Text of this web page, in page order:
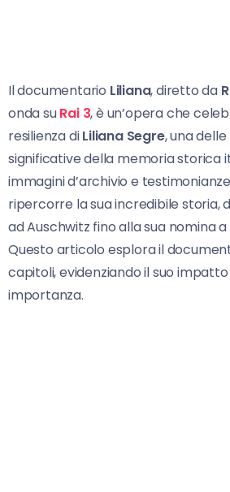
Il documentario Liliana, diretto da
onda suRai 3, è un’opera che
resilienza diLiliana Segre, una
significative della memoria storica
immagini d’archivio e
ripercorre la sua incredibile storia,
ad Auschwitz fino alla sua nomina
Questo articolo esplora il
capitoli, evidenziando il suo impatto
importanza.